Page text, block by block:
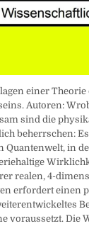
einer Theorie
Autoren:
sind die
beherrschen:
in
realen, 4-
erfordert einen
voraussetzt. Die